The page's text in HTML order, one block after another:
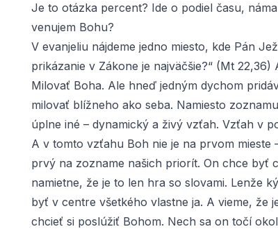
Je to otázka percent? Ide o podiel času,
venujem Bohu?
V evanjeliu nájdeme jedno miesto, kde Pán
prikázanie v Zákone je najväčšie?“ (Mt
Milovať Boha. Ale hneď jedným dychom
milovať blížneho ako seba. Namiesto
úplne iné – dynamický a živý vzťah. Vzťah v
A v tomto vzťahu Boh nie je na prvom mieste
prvý na zozname našich priorít. On chce byť
namietne, že je to len hra so slovami. Lenže
byť v centre všetkého vlastne ja. A vieme, že
chcieť si poslúžiť Bohom. Nech sa on točí